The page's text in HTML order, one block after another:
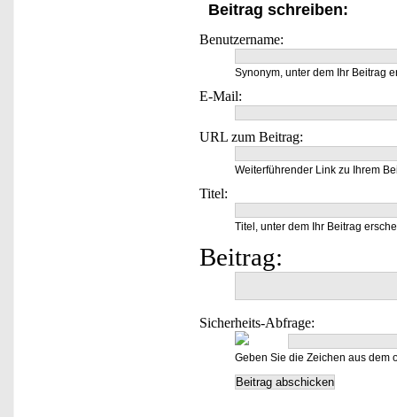
Beitrag schreiben:
Benutzername:
Synonym, unter dem Ihr Beitrag
E-Mail:
URL zum Beitrag:
Weiterführender Link zu Ihrem
Titel:
Titel, unter dem Ihr Beitrag
Beitrag:
Sicherheits-Abfrage:
Geben Sie die Zeichen aus dem